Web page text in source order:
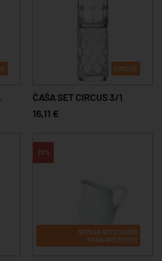
CIRCUS
ČAŠA SET CIRCUS 3/1
16,11 €
20%
SERIJA ACCESSORI
BAR&APERITIVO